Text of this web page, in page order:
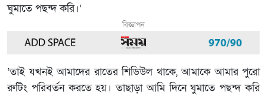
ঘুমাতে পছন্দ করি।‘
বিজ্ঞাপন
‘তাই যখনই আমাদের রাতের শিডিউল থাকে, আমাকে আমার পুরো
রুটিং পরিবর্তন করতে হয়। তাছাড়া আমি দিনে ঘুমাতে পছন্দ করি